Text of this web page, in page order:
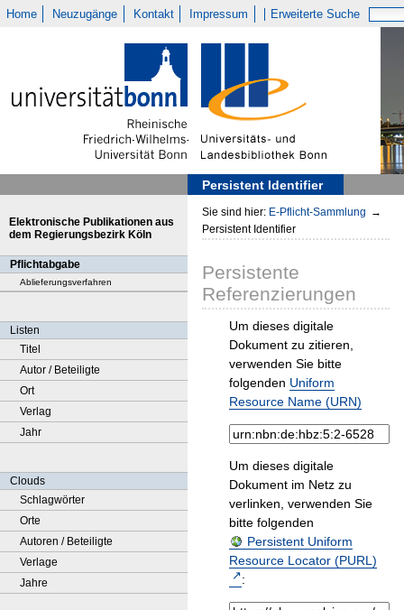
Home Neuzugänge Kontakt Impressum Erweiterte Suche
Persistent Identifier
Elektronische Publikationen aus
dem Regierungsbezirk Köln
Pflichtabgabe
Ablieferungsverfahren
Listen
Titel
Autor / Beteiligte
Ort
Verlag
Jahr
Clouds
Schlagwörter
Orte
Autoren / Beteiligte
Verlage
Jahre
Sie sind hier: E-Pflicht-Sammlung →
Persistent Identifier
Persistente
Referenzierungen
Um dieses digitale
Dokument zu zitieren,
verwenden Sie bitte
folgenden Uniform
Resource Name (URN)
Um dieses digitale
Dokument im Netz zu
verlinken, verwenden Sie
bitte folgenden
Persistent Uniform
Resource Locator (PURL)
: